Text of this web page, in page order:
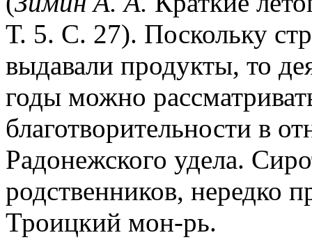
Т. 5. С. 27). Поскольку
выдавали продукты, то
годы можно
благотворительности в
Радонежского удела.
родственников, нередко
Троицкий мон-рь.